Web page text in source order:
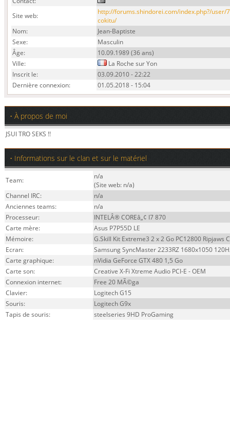
Site web:
http://forums.shindorei.com/index.php?/user/
cokitu/
Nom:
Jean-Baptiste
Sexe:
Masculin
Âge:
10.09.1989 (36 ans)
Ville:
La Roche sur Yon
Inscrit le:
03.09.2010 - 22:22
Dernière connexion:
01.05.2018 - 15:04
• À propos de moi
JSUI TRO SEKS !!
• Informations sur le clan et sur le matériel
Team:
n/a
(Site web: n/a)
Channel IRC:
n/a
Anciennes teams:
n/a
Processeur:
INTELÂ® COREâ„¢ I7 870
Carte mère:
Asus P7P55D LE
Mémoire:
G.Skill Kit Extreme3 2 x 2 Go PC12800 Ripjaws
Ecran:
Samsung SyncMaster 2233RZ 1680x1050
Carte graphique:
nVidia GeForce GTX 480 1,5 Go
Carte son:
Creative X-Fi Xtreme Audio PCI-E - OEM
Connexion internet:
Free 20 MÃ©ga
Clavier:
Logitech G15
Souris:
Logitech G9x
Tapis de souris:
steelseries 9HD ProGaming